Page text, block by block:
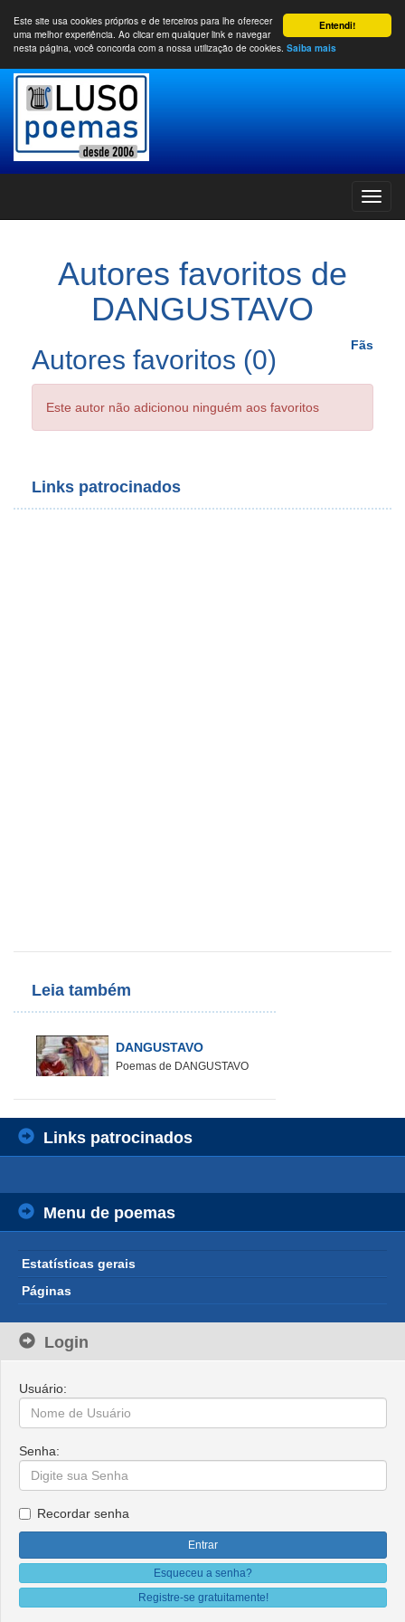
Entendi!
Este site usa cookies próprios e de terceiros para lhe oferecer
uma melhor experiência. Ao clicar em qualquer link e navegar
nesta página, você concorda com a nossa utilização de cookies. Saiba mais
Autores favoritos de
DANGUSTAVO
Fãs
Autores favoritos (0)
Este autor não adicionou ninguém aos favoritos
Links patrocinados
Leia também
DANGUSTAVO
Poemas de DANGUSTAVO
Links patrocinados
Menu de poemas
Estatísticas gerais
Páginas
Login
Usuário:
Senha:
Recordar senha
Esqueceu a senha?
Registre-se gratuitamente!